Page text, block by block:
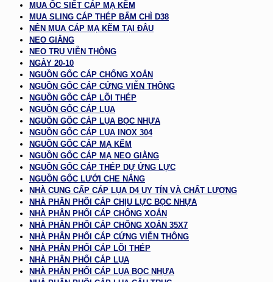
MUA ỐC SIẾT CÁP MẠ KẼM
MUA SLING CÁP THÉP BẤM CHÌ D38
NÊN MUA CÁP MẠ KẼM TẠI ĐÂU
NEO GIẰNG
NEO TRỤ VIỄN THÔNG
NGÀY 20-10
NGUỒN GỐC CÁP CHỐNG XOẮN
NGUỒN GỐC CÁP CỨNG VIỄN THÔNG
NGUỒN GỐC CÁP LÕI THÉP
NGUỒN GỐC CÁP LỤA
NGUỒN GỐC CÁP LỤA BỌC NHỰA
NGUỒN GỐC CÁP LỤA INOX 304
NGUỒN GỐC CÁP MẠ KẼM
NGUỒN GỐC CÁP MẠ NEO GIẰNG
NGUỒN GỐC CÁP THÉP DỰ ỨNG LỰC
NGUỒN GỐC LƯỚI CHE NẮNG
NHÀ CUNG CẤP CÁP LỤA D4 UY TÍN VÀ CHẤT LƯỢNG
NHÀ PHÂN PHỐI CÁP CHỊU LỰC BỌC NHỰA
NHÀ PHÂN PHỐI CÁP CHỐNG XOẮN
NHÀ PHÂN PHỐI CÁP CHỐNG XOẮN 35X7
NHÀ PHÂN PHỐI CÁP CỨNG VIỄN THÔNG
NHÀ PHÂN PHỐI CÁP LÕI THÉP
NHÀ PHÂN PHỐI CÁP LỤA
NHÀ PHÂN PHỐI CÁP LỤA BỌC NHỰA